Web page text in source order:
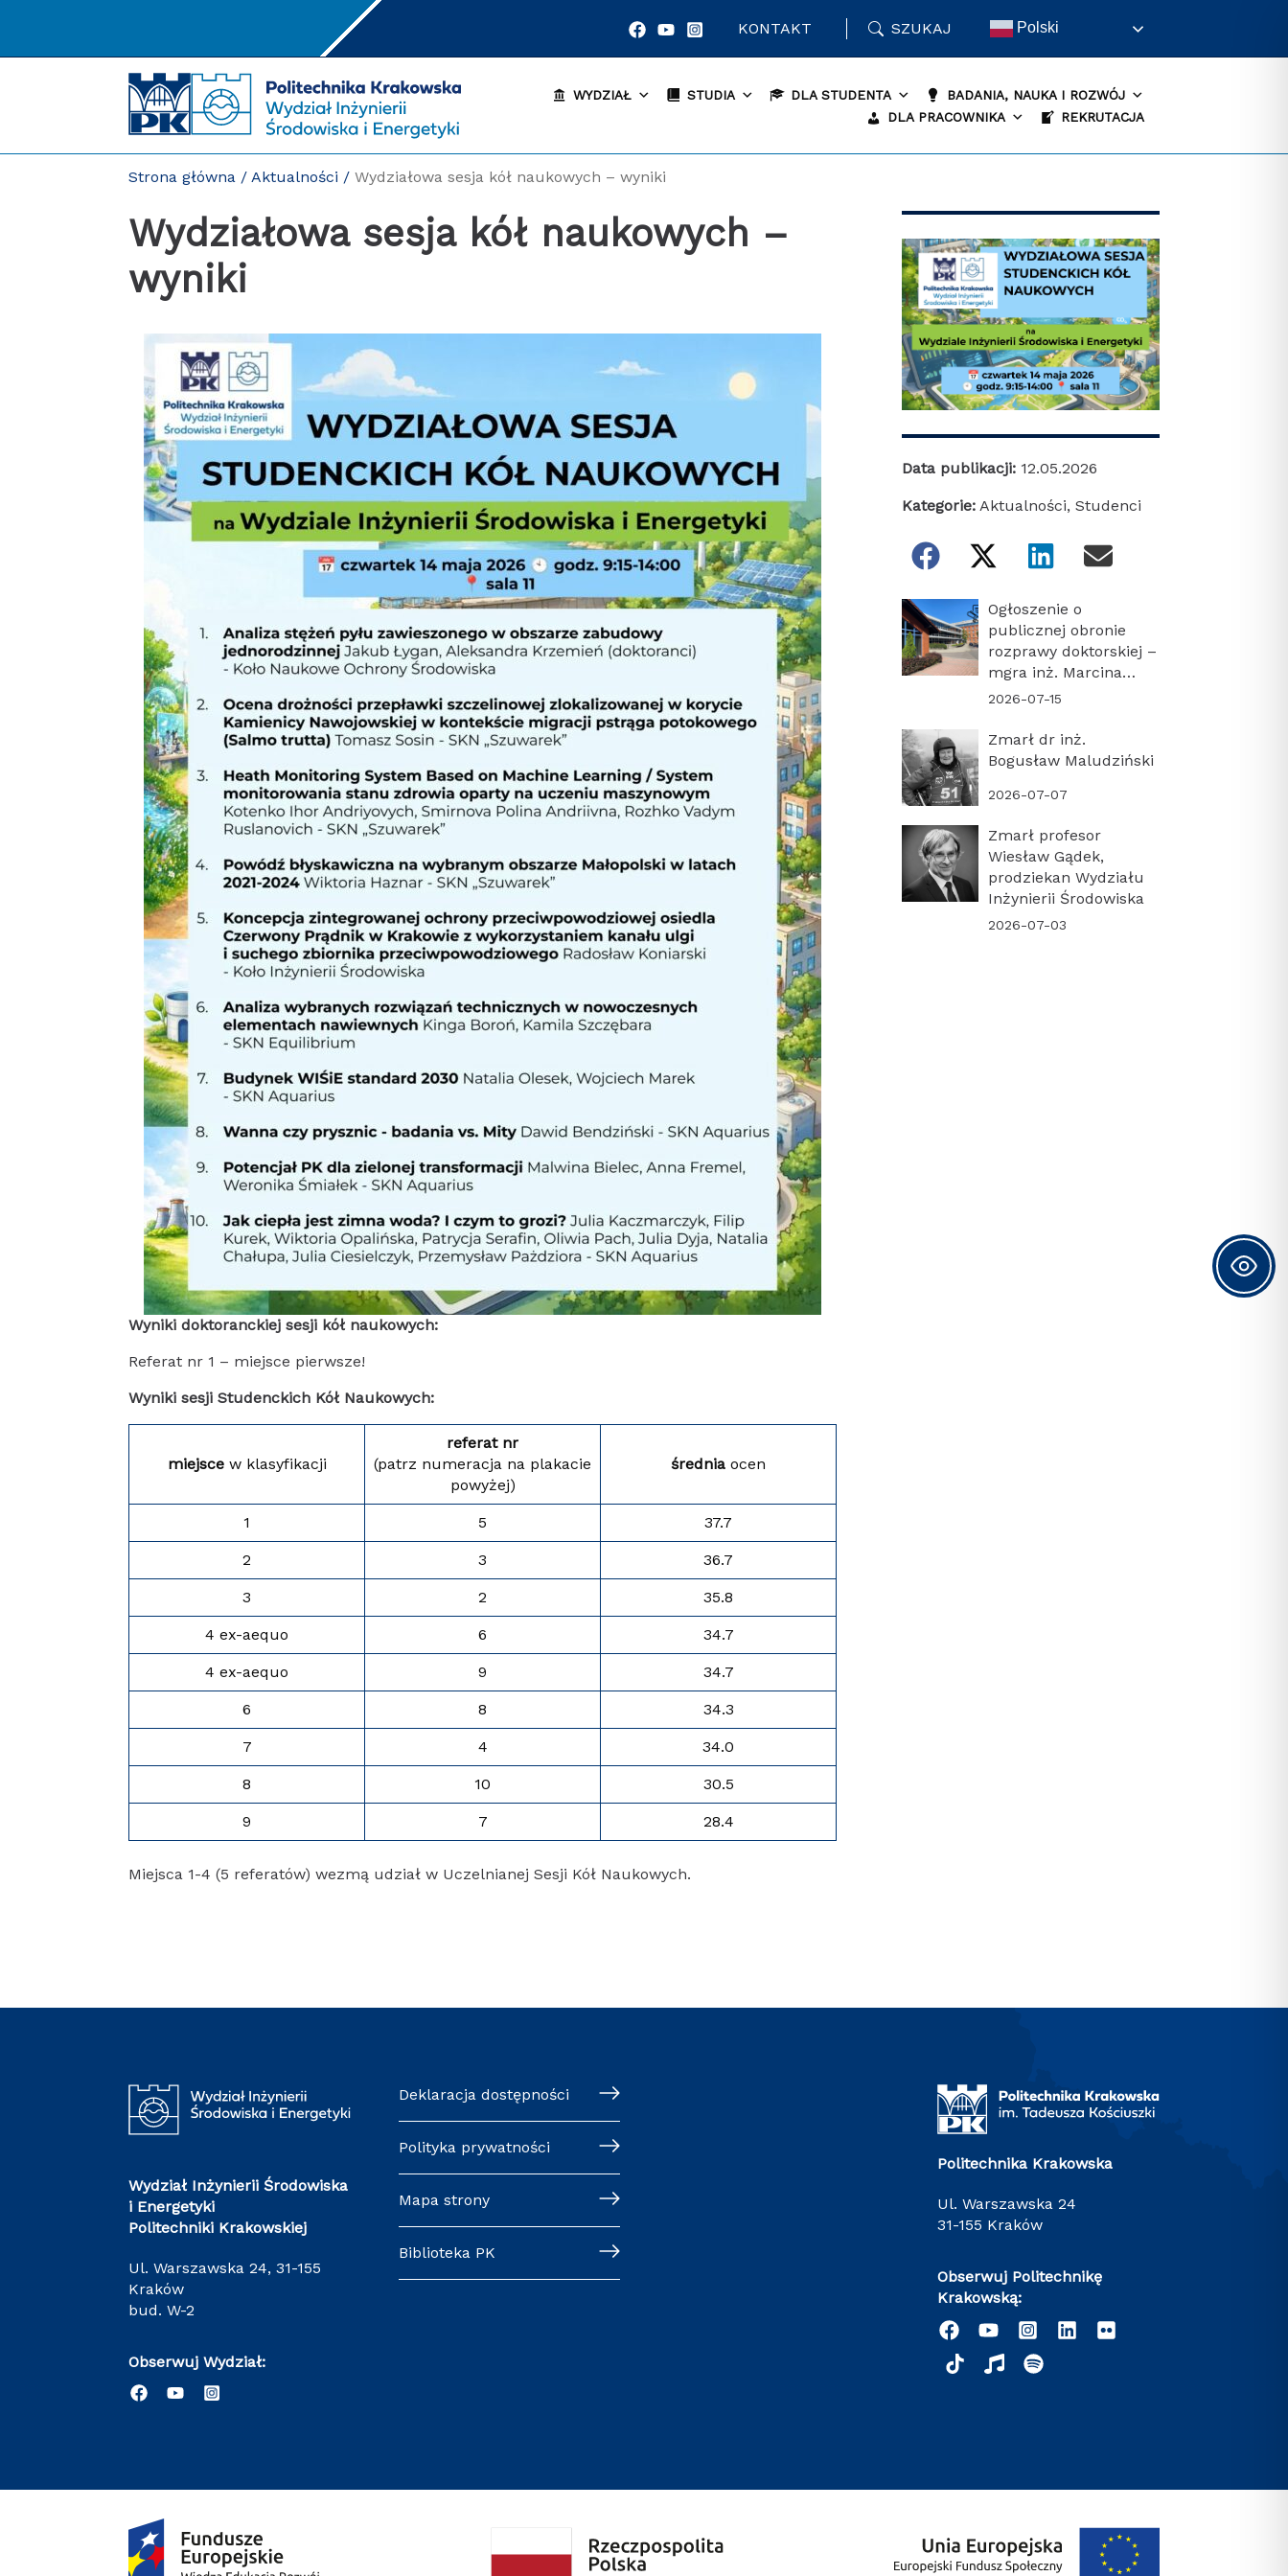
KONTAKT SZUKAJ Polski
WYDZIAŁ STUDIA DLA STUDENTA
BADANIA, NAUKA I ROZWÓJ
DLA PRACOWNIKA
REKRUTACJA
Strona główna /Aktualności /Wydziałowa sesja kół naukowych – wyniki
Wydziałowa sesja kół naukowych –
wyniki
Wyniki doktoranckiej sesji kół naukowych:
Referat nr 1 – miejsce pierwsze!
Wyniki sesji Studenckich Kół Naukowych:
miejscew klasyfikacji
referat nr
(patrz numeracja na plakacie
powyżej)
średnia ocen
1 5 37.7
2 3 36.7
3 2 35.8
4 ex-aequo 6 34.7
4 ex-aequo 9 34.7
6 8 34.3
7 4 34.0
8 10 30.5
9 7 28.4
Miejsca 1-4 (5 referatów) wezmą udział w Uczelnianej Sesji Kół Naukowych.
Data publikacji: 12.05.2026
Kategorie: Aktualności, Studenci
Ogłoszenie o
publicznej obronie
rozprawy doktorskiej –
mgra inż. Marcina
Turonia
2026-07-15
Zmarł dr inż.
Bogusław Maludziński
2026-07-07
Zmarł profesor
Wiesław Gądek,
prodziekan Wydziału
Inżynierii Środowiska
2026-07-03
Wydział Inżynierii Środowiska
i Energetyki
Politechniki Krakowskiej
ul. Warszawska 24, 31-155
Kraków
bud. W-2
Obserwuj Wydział:
Deklaracja dostępności
Polityka prywatności
Mapa strony
Biblioteka PK
Politechnika Krakowska
ul. Warszawska 24
31-155 Kraków
Obserwuj Politechnikę
Krakowską: